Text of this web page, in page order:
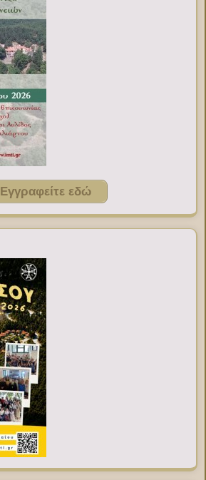
Εγγραφείτε εδώ